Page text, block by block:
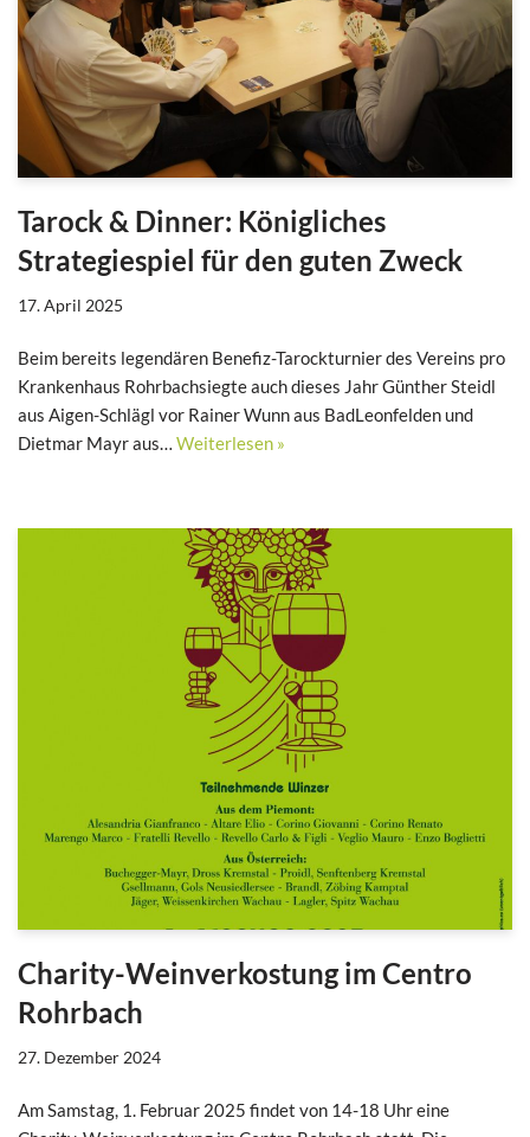
Tarock & Dinner: Königliches
Strategiespiel für den guten Zweck
17. April 2025
Beim bereits legendären Benefiz-Tarockturnier des Vereins pro
Krankenhaus Rohrbachsiegte auch dieses Jahr Günther Steidl
aus Aigen-Schlägl vor Rainer Wunn aus BadLeonfelden und
Dietmar Mayr aus… Weiterlesen »
Charity-Weinverkostung im Centro
Rohrbach
27. Dezember 2024
Am Samstag, 1. Februar 2025 findet von 14-18 Uhr eine